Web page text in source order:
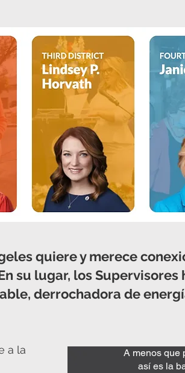
quiere y merece
su lugar, los
derrochadora de
a la
A menos que
así es la